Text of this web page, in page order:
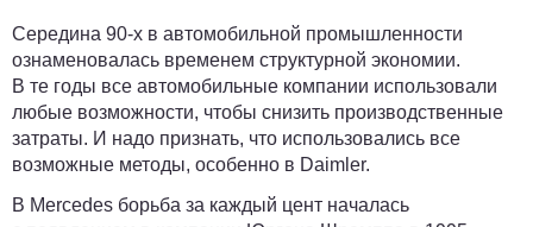
Середина 90-х в автомобильной промышленности
ознаменовалась временем структурной экономии.
В те годы все автомобильные компании использовали
любые возможности, чтобы снизить производственные
затраты. И надо признать, что использовались все
возможные методы, особенно в Daimler.
В Mercedes борьба за каждый цент началась